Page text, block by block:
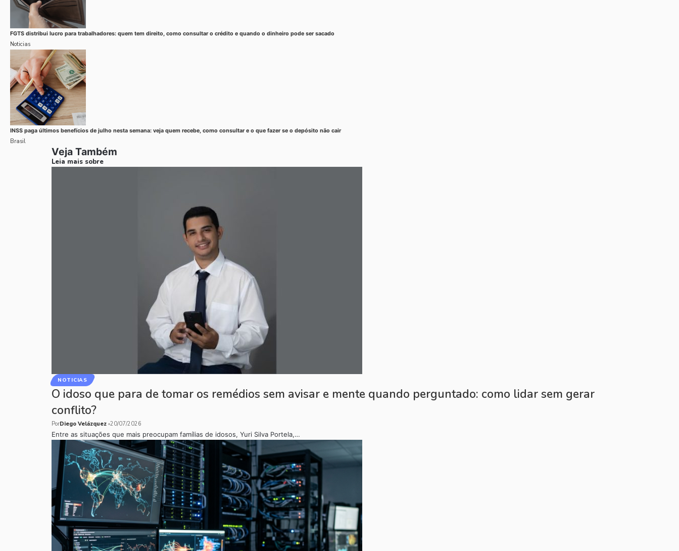
FGTS distribui lucro para trabalhadores: quem tem direito, como consultar o crédito e quando o dinheiro pode ser sacado
Noticias
INSS paga últimos benefícios de julho nesta semana: veja quem recebe, como consultar e o que fazer se o depósito não cair
Brasil
Veja Também
Leia mais sobre
NOTICIAS
O idoso que para de tomar os remédios sem avisar e mente quando perguntado: como lidar sem gerar
conflito?
PorDiego Velázquez 20/07/2026
Entre as situações que mais preocupam famílias de idosos, Yuri Silva Portela,…